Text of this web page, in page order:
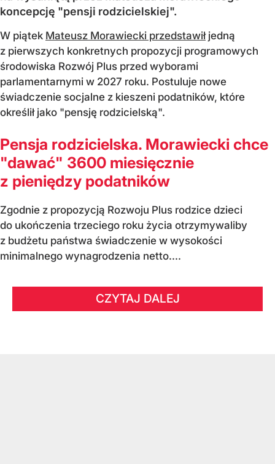
koncepcję "pensji rodzicielskiej".
W piątek Mateusz Morawiecki przedstawiłjedną
z pierwszych konkretnych propozycji programowych
środowiska Rozwój Plus przed wyborami
parlamentarnymi w 2027 roku. Postuluje nowe
świadczenie socjalne z kieszeni podatników, które
określił jako "pensję rodzicielską".
Pensja rodzicielska. Morawiecki chce
"dawać" 3600 miesięcznie
z pieniędzy podatników
Zgodnie z propozycją Rozwoju Plus rodzice dzieci
do ukończenia trzeciego roku życia otrzymywaliby
z budżetu państwa świadczenie w wysokości
minimalnego wynagrodzenia netto....
CZYTAJ DALEJ